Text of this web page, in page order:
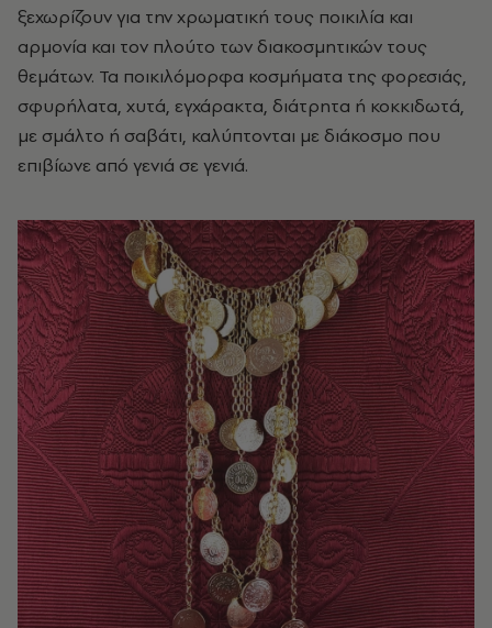
ξεχωρίζουν για την χρωματική τους ποικιλία και
αρμονία και τον πλούτο των διακοσμητικών τους
θεμάτων. Τα ποικιλόμορφα κοσμήματα της φορεσιάς,
σφυρήλατα, χυτά, εγχάρακτα, διάτρητα ή κοκκιδωτά,
με σμάλτο ή σαβάτι, καλύπτονται με διάκοσμο που
επιβίωνε από γενιά σε γενιά.